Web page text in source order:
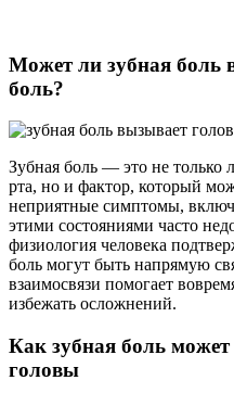
Может ли зубная боль
боль?
Зубная боль — это не только
рта, но и фактор, который
неприятные симптомы,
этими состояниями часто
физиология человека
боль могут быть напрямую
взаимосвязи помогает
избежать осложнений.
Как зубная боль может
головы